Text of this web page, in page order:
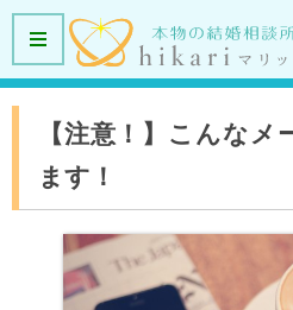
【注意！】こんな
ます！